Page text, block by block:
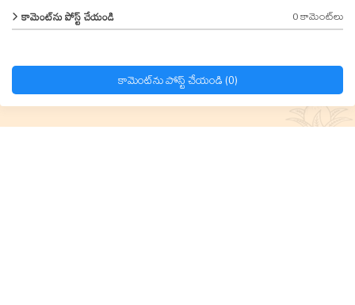
కామెంట్‌ను పోస్ట్ చేయండి 0 కామెంట్‌లు
కామెంట్‌ను పోస్ట్ చేయండి (0)